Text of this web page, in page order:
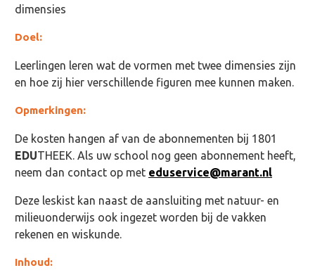
dimensies
Doel:
Leerlingen leren wat de vormen met twee dimensies zijn
en hoe zij hier verschillende figuren mee kunnen maken.
Opmerkingen:
De kosten hangen af van de abonnementen bij 1801
EDUTHEEK. Als uw school nog geen abonnement heeft,
neem dan contact op met eduservice@marant.nl
Deze leskist kan naast de aansluiting met natuur- en
milieuonderwijs ook ingezet worden bij de vakken
rekenen en wiskunde.
Inhoud: